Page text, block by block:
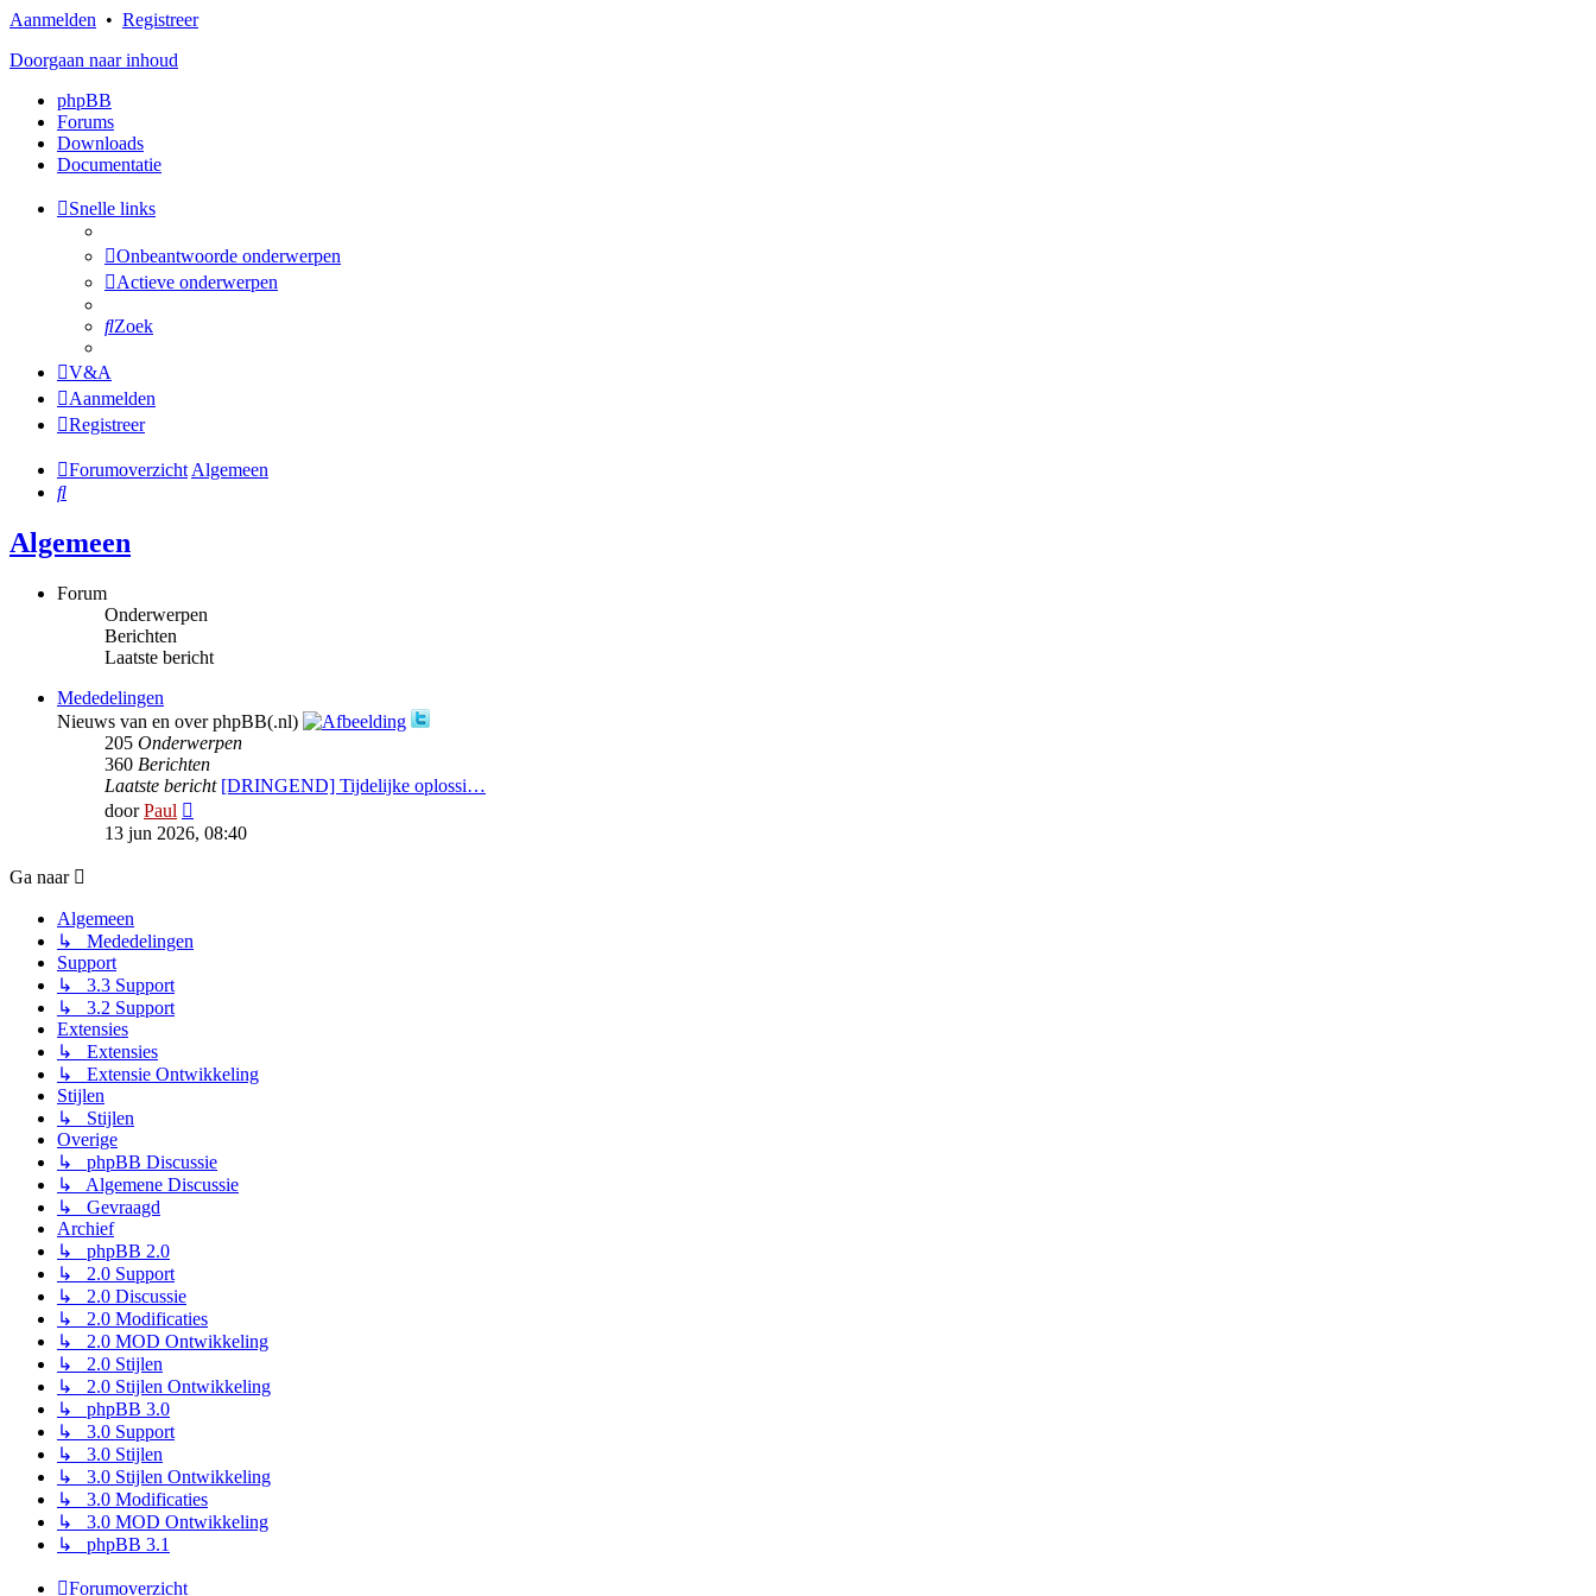
Aanmelden • Registreer
Doorgaan naar inhoud
phpBB
Forums
Downloads
Documentatie
Snelle links
Onbeantwoorde onderwerpen
Actieve onderwerpen
Zoek
V&A
Aanmelden
Registreer
Forumoverzicht Algemeen
Zoek
Algemeen
Forum
Onderwerpen
Berichten
Laatste bericht
Mededelingen
Nieuws van en over phpBB(.nl)
205 Onderwerpen
360 Berichten
Laatste bericht [DRINGEND] Tijdelijke oplossi…
doorPaul
laatste
bericht
13 jun 2026, 08:40
Ga naar
Algemeen
↳ Mededelingen
Support
↳ 3.3 Support
↳ 3.2 Support
Extensies
↳ Extensies
↳ Extensie Ontwikkeling
Stijlen
↳ Stijlen
Overige
↳ phpBB Discussie
↳ Algemene Discussie
↳ Gevraagd
Archief
↳ phpBB 2.0
↳ 2.0 Support
↳ 2.0 Discussie
↳ 2.0 Modificaties
↳ 2.0 MOD Ontwikkeling
↳ 2.0 Stijlen
↳ 2.0 Stijlen Ontwikkeling
↳ phpBB 3.0
↳ 3.0 Support
↳ 3.0 Stijlen
↳ 3.0 Stijlen Ontwikkeling
↳ 3.0 Modificaties
↳ 3.0 MOD Ontwikkeling
↳ phpBB 3.1
Forumoverzicht